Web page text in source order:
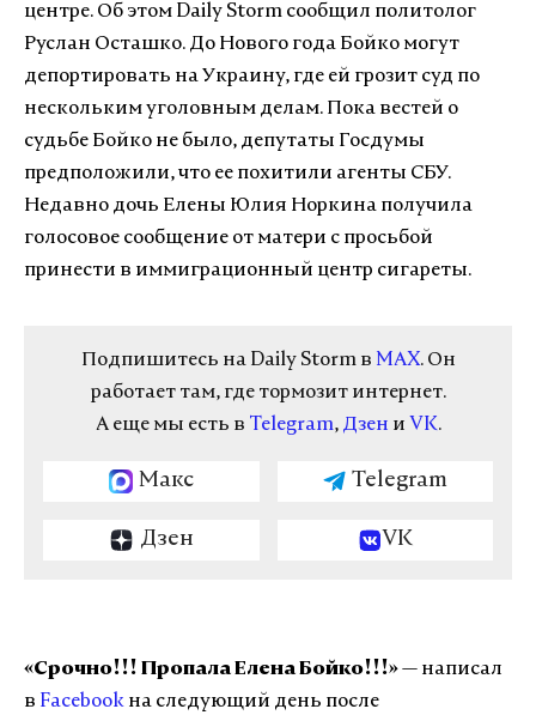
центре. Об этом Daily Storm сообщил политолог
Руслан Осташко. До Нового года Бойко могут
депортировать на Украину, где ей грозит суд по
нескольким уголовным делам. Пока вестей о
судьбе Бойко не было, депутаты Госдумы
предположили, что ее похитили агенты СБУ.
Недавно дочь Елены Юлия Норкина получила
голосовое сообщение от матери с просьбой
принести в иммиграционный центр сигареты.
Подпишитесь на Daily Storm в MAX. Он
работает там, где тормозит интернет.
А еще мы есть в Telegram, Дзен и VK.
Макс Telegram
Дзен VK
«Срочно!!! Пропала Елена Бойко!!!» — написал
в Facebook на следующий день после